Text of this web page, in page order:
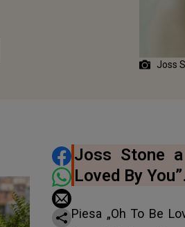
Joss
DISTRIBUIE
Joss Stone
Loved By
Piesa „Oh To Be